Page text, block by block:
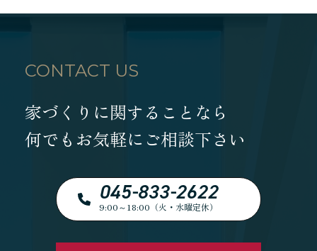
CONTACT US
家づくりに関することなら
何でもお気軽にご相談下さい
045-833-2622
9:00～18:00（火・水曜定休）